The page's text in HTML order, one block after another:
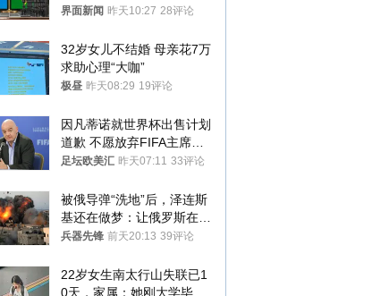
界面新闻 昨天10:27 28评论
32岁女儿不结婚 母亲花7万
求助心理“大咖”
极昼 昨天08:29 19评论
因凡蒂诺就世界杯出售计划
道歉 不愿放弃FIFA主席职
位
足坛欧美汇 昨天07:11 33评论
被俄导弹“洗地”后，泽连斯
基还在做梦：让俄罗斯在冬
季前求和？
兵器先锋 前天20:13 39评论
22岁女生南太行山失联已1
0天，家属：她刚大学毕业